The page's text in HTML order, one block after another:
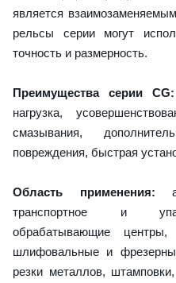
является
рельсы серии могут
точность и размерность.
Преимущества серии CG:
нагрузка,
смазывания,
повреждения, быстрая
Область применения:
транспортное и
обрабатывающие
шлифовальные и
резки металлов,